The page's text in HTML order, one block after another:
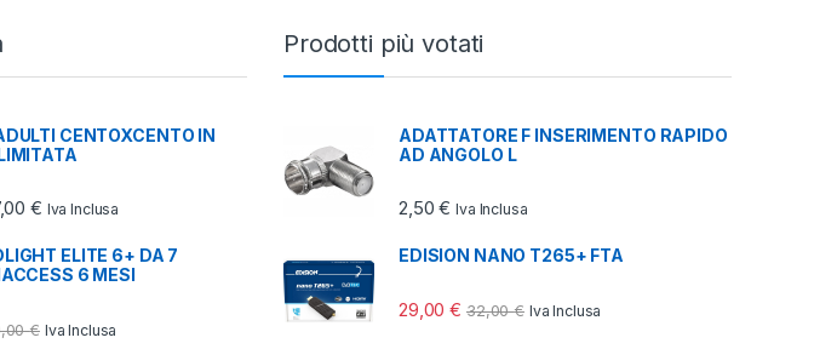
CENTOXCENTO IN
€Fascia di prezzo: da 7,99 € a 27,00 €
Iva Inclusa
ELITE 6+ DA 7
6 MESI
€ Iva Inclusa
Prodotti più votati
ADATTATORE F INSERIMENTO RAPIDO
AD ANGOLO L
2,50€ Iva Inclusa
EDISION NANO T265+ FTA
29,00€ 32,00€ Iva Inclusa